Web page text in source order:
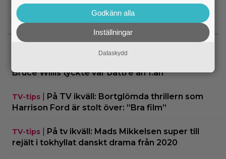
SENASTE NYTT
Bruce Willis tyckte var bättre än 1:an
TV-tips
På TV ikväll: Bortglömda thrillern som
Harrison Ford är stolt över: ”Bra film”
TV-tips
På tv ikväll: Mads Mikkelsen super till
rejält i tokhyllat danskt drama från 2020
Godkänn alla
Inställningar
Dataskydd